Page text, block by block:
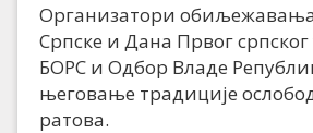
Организатори
Српске и Дана Првог српског
БОРС и Одбор Владе
његовање традиције
ратова.